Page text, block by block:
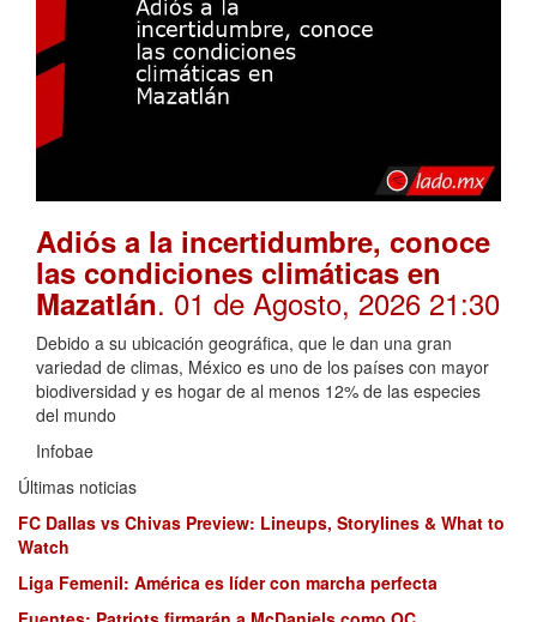
Adiós a la incertidumbre, conoce
las condiciones climáticas en
Mazatlán. 01 de Agosto, 2026 21:30
Debido a su ubicación geográfica, que le dan una gran
variedad de climas, México es uno de los países con mayor
biodiversidad y es hogar de al menos 12% de las especies
del mundo
Infobae
Últimas noticias
FC Dallas vs Chivas Preview: Lineups, Storylines & What to
Watch
Liga Femenil: América es líder con marcha perfecta